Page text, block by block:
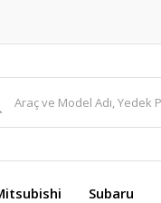
Subaru